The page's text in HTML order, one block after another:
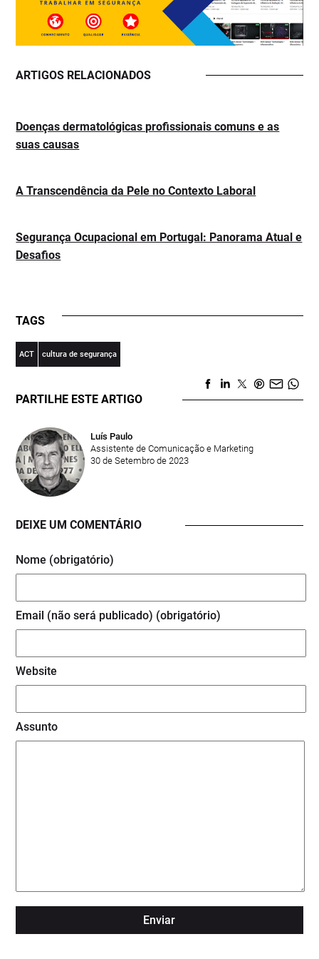
ARTIGOS RELACIONADOS
Doenças dermatológicas profissionais comuns e as
suas causas
A Transcendência da Pele no Contexto Laboral
Segurança Ocupacional em Portugal: Panorama Atual e
Desafios
TAGS
ACT cultura de segurança
PARTILHE ESTE ARTIGO
Luís Paulo
Assistente de Comunicação e Marketing
30 de Setembro de 2023
DEIXE UM COMENTÁRIO
Nome (obrigatório)
Email (não será publicado) (obrigatório)
Website
Assunto